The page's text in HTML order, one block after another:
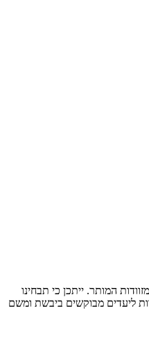
המותר. ייתכן כי תבחינו
ליעדים מבוקשים ביבשת ומשם